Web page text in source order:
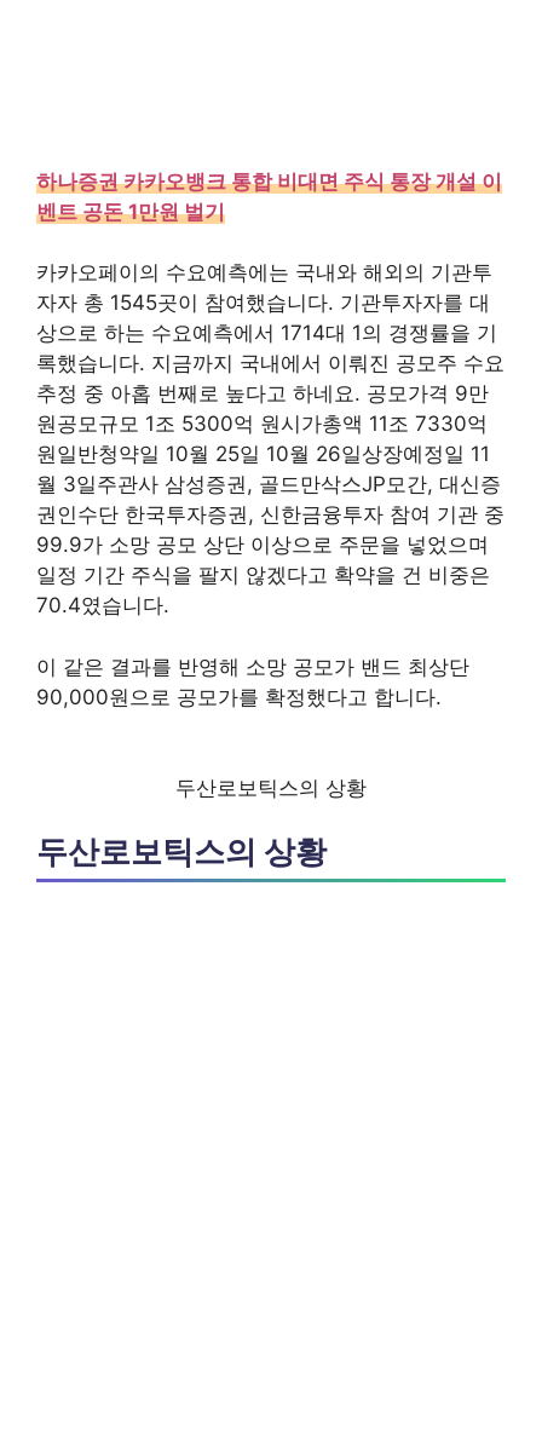
하나증권 카카오뱅크 통합 비대면 주식 통장 개설 이
벤트 공돈 1만원 벌기
카카오페이의 수요예측에는 국내와 해외의 기관투
자자 총 1545곳이 참여했습니다. 기관투자자를 대
상으로 하는 수요예측에서 1714대 1의 경쟁률을 기
록했습니다. 지금까지 국내에서 이뤄진 공모주 수요
추정 중 아홉 번째로 높다고 하네요. 공모가격 9만
원공모규모 1조 5300억 원시가총액 11조 7330억
원일반청약일 10월 25일 10월 26일상장예정일 11
월 3일주관사 삼성증권, 골드만삭스JP모간, 대신증
권인수단 한국투자증권, 신한금융투자 참여 기관 중
99.9가 소망 공모 상단 이상으로 주문을 넣었으며
일정 기간 주식을 팔지 않겠다고 확약을 건 비중은
70.4였습니다.
이 같은 결과를 반영해 소망 공모가 밴드 최상단
90,000원으로 공모가를 확정했다고 합니다.
두산로보틱스의 상황
두산로보틱스의 상황